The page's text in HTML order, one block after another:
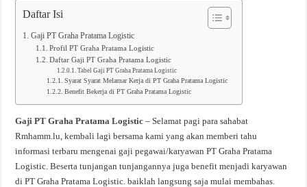
Daftar Isi
Gaji PT Graha Pratama Logistic
Profil PT Graha Pratama Logistic
Daftar Gaji PT Graha Pratama Logistic
Tabel Gaji PT Graha Pratama Logistic
Syarat Syarat Melamar Kerja di PT Graha Pratama Logistic
Benefit Bekerja di PT Graha Pratama Logistic
Gaji PT Graha Pratama Logistic – Selamat pagi para sahabat
Rmhamm.lu, kembali lagi bersama kami yang akan memberi tahu
informasi terbaru mengenai gaji pegawai/karyawan PT Graha Pratama
Logistic. Beserta tunjangan tunjangannya juga benefit menjadi karyawan
di PT Graha Pratama Logistic. baiklah langsung saja mulai membahas.